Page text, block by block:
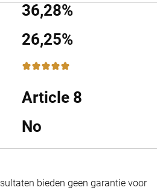
36,28%
26,25%
5 / 5
Article 8
No
bieden geen garantie voor